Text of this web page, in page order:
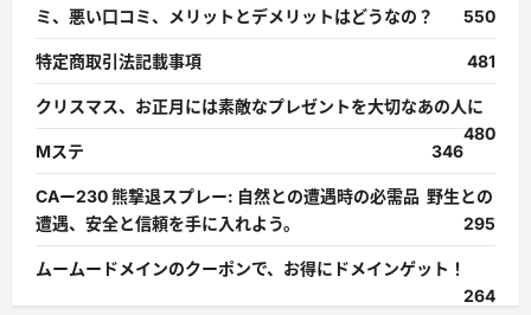
ミ、悪い口コミ、メリットとデメリットはどうなの？
550
特定商取引法記載事項 481
クリスマス、お正月には素敵なプレゼントを大切なあの人に
480
Mステ
346
CAー230 熊撃退スプレー: 自然との遭遇時の必需品 野生との
遭遇、安全と信頼を手に入れよう。
295
ムームードメインのクーポンで、お得にドメインゲット！
264